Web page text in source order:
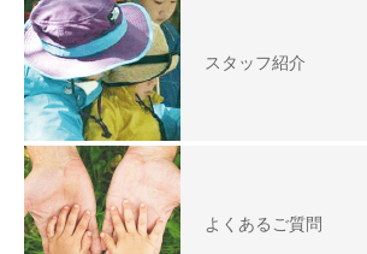
スタッフ紹介
よくあるご質問